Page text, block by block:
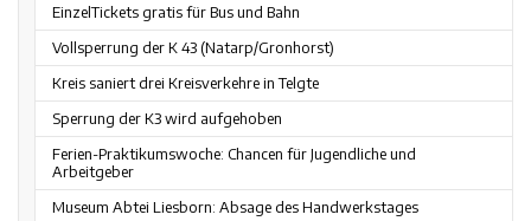
EinzelTickets gratis für Bus und Bahn
Vollsperrung der K 43 (Natarp/Gronhorst)
Kreis saniert drei Kreisverkehre in Telgte
Sperrung der K3 wird aufgehoben
Ferien-Praktikumswoche: Chancen für Jugendliche und
Arbeitgeber
Museum Abtei Liesborn: Absage des Handwerkstages